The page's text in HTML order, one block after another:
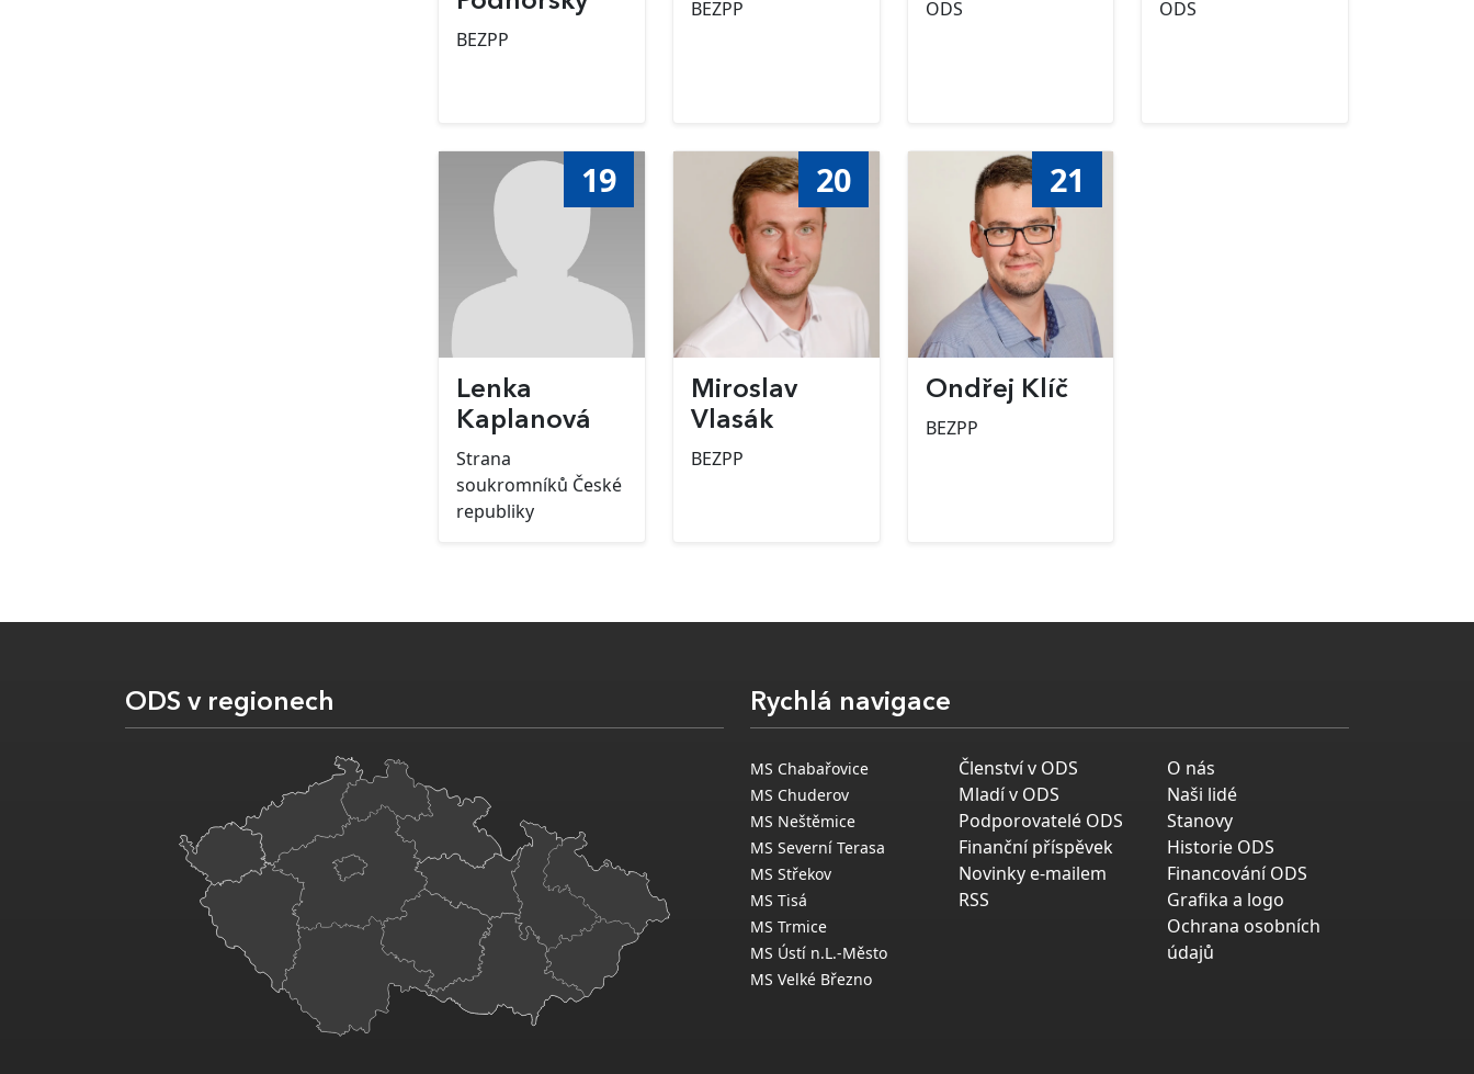
BEZPP
BEZPP ODS ODS
19
Lenka
Kaplanová
Strana
soukromníků České
republiky
20
Miroslav
Vlasák
BEZPP
21
Ondřej Klíč
BEZPP
ODS v regionech Rychlá navigace
MS Chabařovice
MS Chuderov
MS Neštěmice
MS Severní Terasa
MS Střekov
MS Tisá
MS Trmice
MS Ústí n.L.-Město
MS Velké Březno
Členství v ODS
Mladí v ODS
Podporovatelé ODS
Finanční příspěvek
Novinky e-mailem
RSS
O nás
Naši lidé
Stanovy
Historie ODS
Financování ODS
Grafika a logo
Ochrana osobních
údajů